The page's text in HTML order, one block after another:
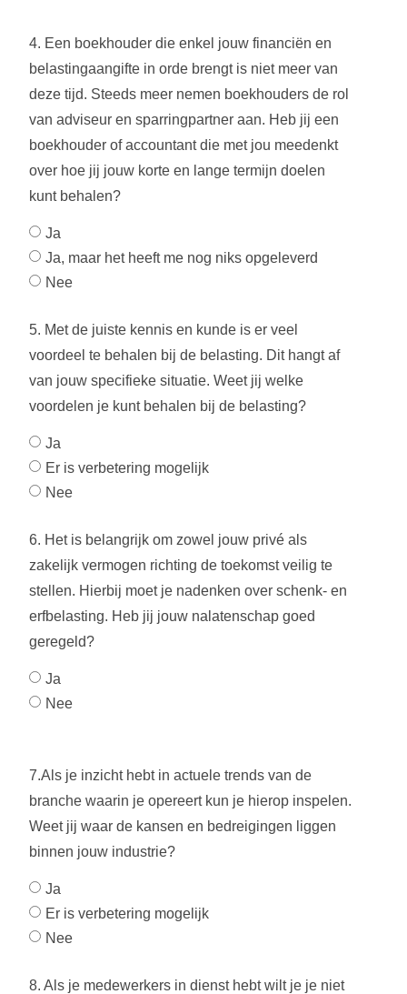
4. Een boekhouder die enkel jouw financiën en
belastingaangifte in orde brengt is niet meer van
deze tijd. Steeds meer nemen boekhouders de rol
van adviseur en sparringpartner aan. Heb jij een
boekhouder of accountant die met jou meedenkt
over hoe jij jouw korte en lange termijn doelen
kunt behalen?
Ja
Ja, maar het heeft me nog niks opgeleverd
Nee
5. Met de juiste kennis en kunde is er veel
voordeel te behalen bij de belasting. Dit hangt af
van jouw specifieke situatie. Weet jij welke
voordelen je kunt behalen bij de belasting?
Ja
Er is verbetering mogelijk
Nee
6. Het is belangrijk om zowel jouw privé als
zakelijk vermogen richting de toekomst veilig te
stellen. Hierbij moet je nadenken over schenk- en
erfbelasting. Heb jij jouw nalatenschap goed
geregeld?
Ja
Nee
7.Als je inzicht hebt in actuele trends van de
branche waarin je opereert kun je hierop inspelen.
Weet jij waar de kansen en bedreigingen liggen
binnen jouw industrie?
Ja
Er is verbetering mogelijk
Nee
8. Als je medewerkers in dienst hebt wilt je je niet